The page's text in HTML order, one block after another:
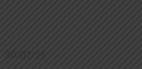
30/07/26